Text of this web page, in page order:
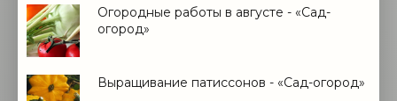
Огородные работы в августе - «Сад-
огород»
Выращивание патиссонов - «Сад-огород»